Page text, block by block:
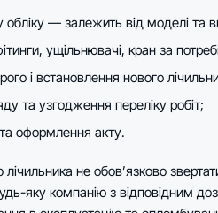
обліку — залежить від моделі та
ущільнювачі, кран за
і встановлення нового
та узгодження переліку робіт;
оформлення акту.
не обов’язково
яку компанію з відповідним